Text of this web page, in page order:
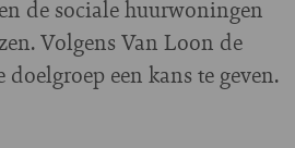
de sociale huurwoningen
Volgens Van Loon de
een kans te geven.